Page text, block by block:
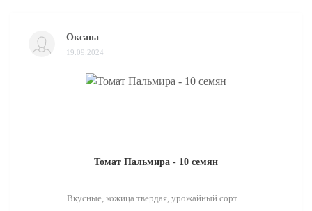
Оксана
19.09.2024
Томат Пальмира - 10 семян
Вкусные, кожица твердая, урожайный сорт. ..